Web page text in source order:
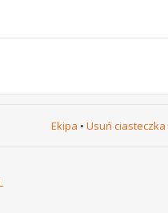
Ekipa • Usuń ciasteczka